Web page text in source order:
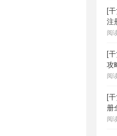
[
注
阅
[
攻
阅
[
册
阅